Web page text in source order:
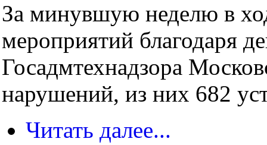
За минувшую неделю в
мероприятий благодаря
Госадмтехнадзора
нарушений, из них 682
Читать далее...